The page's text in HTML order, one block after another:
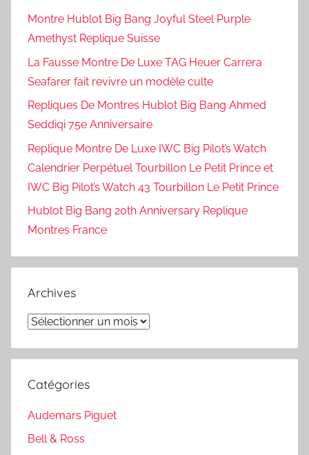
Montre Hublot Big Bang Joyful Steel Purple
Amethyst Replique Suisse
La Fausse Montre De Luxe TAG Heuer Carrera
Seafarer fait revivre un modèle culte
Repliques De Montres Hublot Big Bang Ahmed
Seddiqi 75e Anniversaire
Replique Montre De Luxe IWC Big Pilot’s Watch
Calendrier Perpétuel Tourbillon Le Petit Prince et
IWC Big Pilot’s Watch 43 Tourbillon Le Petit Prince
Hublot Big Bang 20th Anniversary Replique
Montres France
Archives
Archives
Catégories
Audemars Piguet
Bell & Ross